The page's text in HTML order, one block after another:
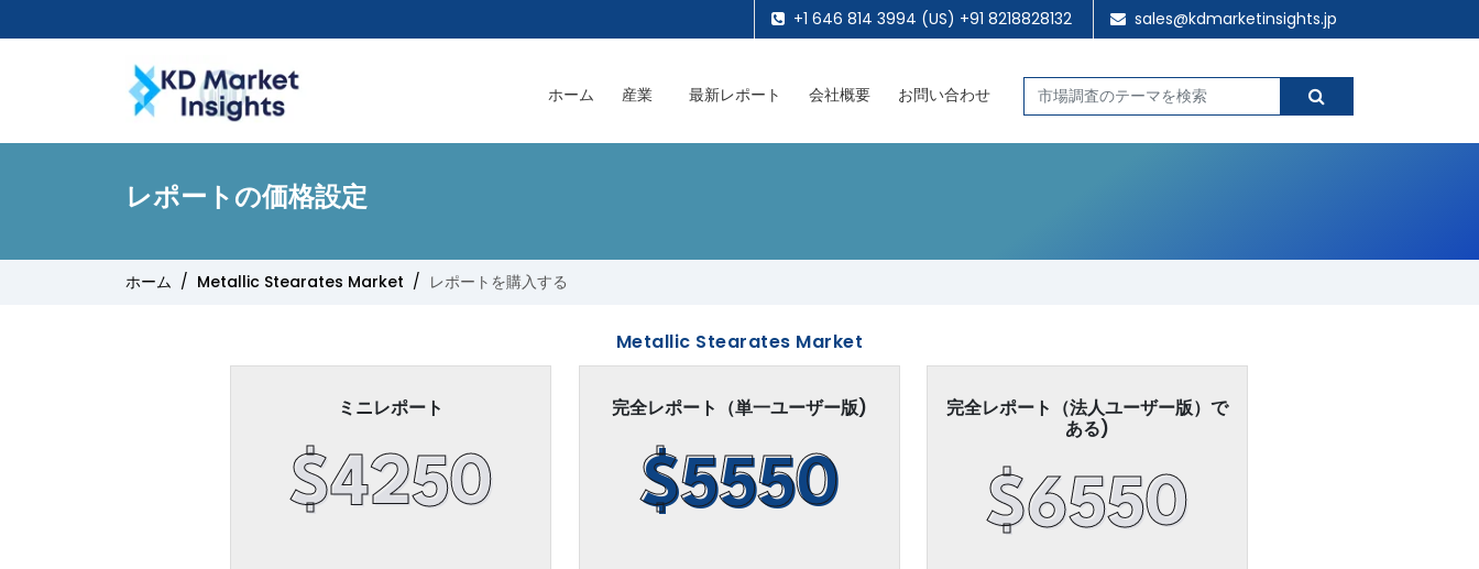
+1 646 814 3994 (US) +91 8218828132 sales@kdmarketinsights.jp
ホーム 産業 最新レポート 会社概要 お問い合わせ
レポートの価格設定
ホーム Metallic Stearates Market レポートを購入する
Metallic Stearates Market
ミニレポート
$4250
完全レポート（単一ユーザー版)
$5550
完全レポート（法人ユーザー版）で
ある)
$6550